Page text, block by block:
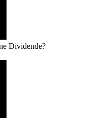
Dividende?